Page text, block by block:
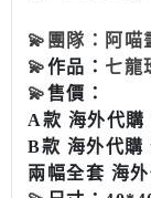
💫 團隊：阿喵
💫作品： 七龍
💫售價：
A款 海外代購
B款 海外代購
兩幅全套 海